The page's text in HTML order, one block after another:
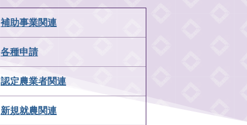
補助事業関連
各種申請
認定農業者関連
新規就農関連